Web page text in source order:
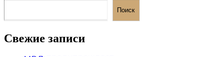
Поиск
Свежие записи